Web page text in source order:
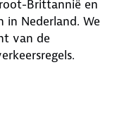
Brittannië en
in Nederland. We
van de